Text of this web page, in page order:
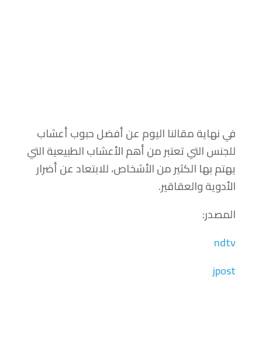
في نهاية مقالنا اليوم عن أفضل حبوب أعشاب
للجنس التي تعتبر من أهم الأعشاب الطبيعية التي
يهتم بها الكثير من الأشخاص، للابتعاد عن أضرار
الأدوية والعقاقير.
المصدر:
ndtv
jpost